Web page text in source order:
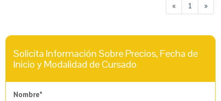
« 1 »
Solicita Información Sobre Precios, Fecha de
Inicio y Modalidad de Cursado
Nombre*